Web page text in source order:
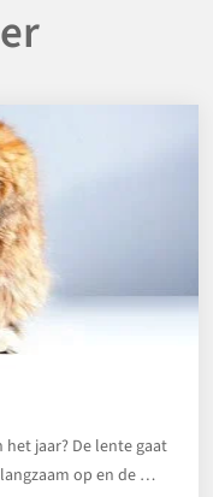
jaar? De lente gaat
op en de …